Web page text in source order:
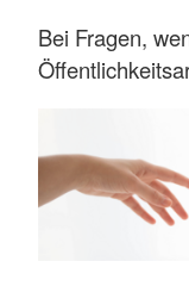
Bei Fragen,